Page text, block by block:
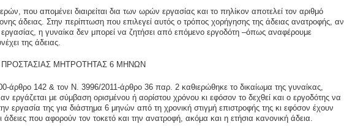
που απομένει διαιρείται δια των ωρών εργασίας και το πηλίκον αποτελεί τον αριθμό
άδειας. Στην περίπτωση που επιλεγεί αυτός ο τρόπος χορήγησης της άδειας ανατροφής, αν
η γυναίκα δεν μπορεί να ζητήσει από επόμενο εργοδότη –όπως αναφέρουμε
της άδειας.
ΠΡΟΣΤΑΣΙΑΣ ΜΗΤΡΟΤΗΤΑΣ 6 ΜΗΝΩΝ
άρθρο 142 & τον Ν. 3996/2011-άρθρο 36 παρ. 2 καθιερώθηκε το δικαίωμα της γυναίκας,
εργάζεται με σύμβαση ορισμένου ή αορίστου χρόνου κι εφόσον το δεχθεί και ο εργοδότης να
εργασία της για διάστημα 6 μηνών από τη χρονική στιγμή επιστροφής της κι εφόσον έχουν
άδειες που αφορούν τον τοκετό και την ανατροφή, ακόμα και η ετήσια κανονική άδεια.